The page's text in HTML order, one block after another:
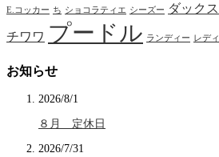
E.コッカー ち ショコラティエ シーズー ダックス
チワワ プードル ランディー レディ
お知らせ
2026/8/1
８月 定休日
2026/7/31